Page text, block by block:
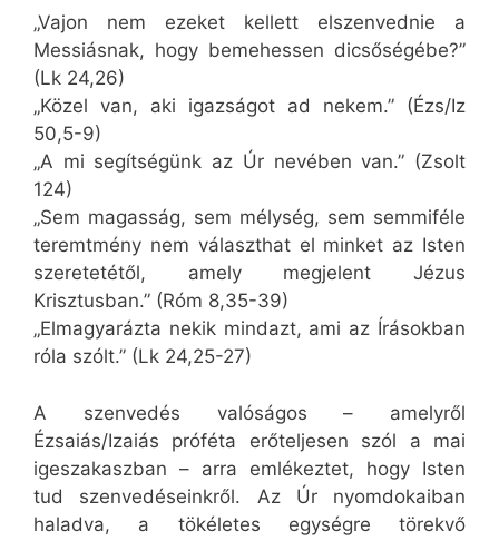
„Vajon nem ezeket kellett elszenvednie a
Messiásnak, hogy bemehessen dicsőségébe?”
(Lk 24,26)
„Közel van, aki igazságot ad nekem.” (Ézs/Iz
50,5-9)
„A mi segítségünk az Úr nevében van.” (Zsolt
124)
„Sem magasság, sem mélység, sem semmiféle
teremtmény nem választhat el minket az Isten
szeretetétől, amely megjelent Jézus
Krisztusban.” (Róm 8,35-39)
„Elmagyarázta nekik mindazt, ami az Írásokban
róla szólt.” (Lk 24,25-27)
A szenvedés valóságos – amelyről
Ézsaiás/Izaiás próféta erőteljesen szól a mai
igeszakaszban – arra emlékeztet, hogy Isten
tud szenvedéseinkről. Az Úr nyomdokaiban
haladva, a tökéletes egységre törekvő